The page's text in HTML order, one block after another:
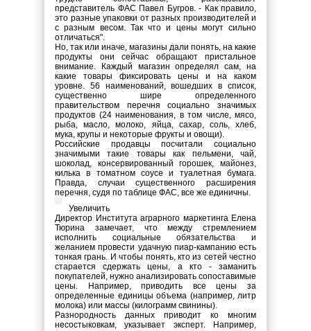
представитель ФАС Павел Бугров. - Как правило,
это разные упаковки от разных производителей и
с разным весом. Так что и цены могут сильно
отличаться".
Но, так или иначе, магазины дали понять, на какие
продукты они сейчас обращают пристальное
внимание. Каждый магазин определял сам, на
какие товары фиксировать цены и на каком
уровне. 56 наименований, вошедших в список,
существенно шире определенного
правительством перечня социально значимых
продуктов (24 наименования, в том числе, мясо,
рыба, масло, молоко, яйца, сахар, соль, хлеб,
мука, крупы и некоторые фрукты и овощи).
Российские продавцы посчитали социально
значимыми такие товары как пельмени, чай,
шоколад, консервированный горошек, майонез,
килька в томатном соусе и туалетная бумага.
Правда, случаи существенного расширения
перечня, судя по таблице ФАС, все же единичны.
Увеличить
Директор Института аграрного маркетинга Елена
Тюрина замечает, что между стремлением
исполнить социальные обязательства и
желанием провести удачную пиар-кампанию есть
тонкая грань. И чтобы понять, кто из сетей честно
старается сдержать цены, а кто - заманить
покупателей, нужно анализировать сопоставимые
цены. Например, приводить все цены за
определенные единицы объема (например, литр
молока) или массы (килограмм свинины).
Разнородность данных приводит ко многим
несостыковкам, указывает эксперт. Например,